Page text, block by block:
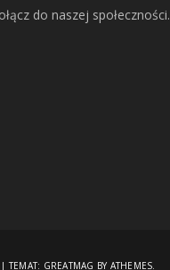
do naszej społeczności.
|TEMAT: GREATMAG BY ATHEMES.